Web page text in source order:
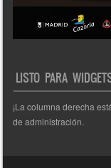
LISTO PARA
¡La columna derecha
de administración.